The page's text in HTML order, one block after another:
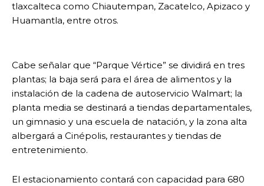
tlaxcalteca como Chiautempan, Zacatelco, Apizaco y
Huamantla, entre otros.
Cabe señalar que “Parque Vértice” se dividirá en tres
plantas; la baja será para el área de alimentos y la
instalación de la cadena de autoservicio Walmart; la
planta media se destinará a tiendas departamentales,
un gimnasio y una escuela de natación, y la zona alta
albergará a Cinépolis, restaurantes y tiendas de
entretenimiento.
El estacionamiento contará con capacidad para 680